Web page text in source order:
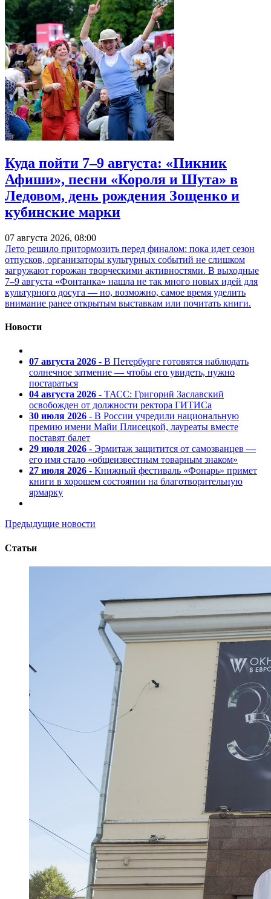
Куда пойти 7–9 августа: «Пикник
Афиши», песни «Короля и Шута» в
Ледовом, день рождения Зощенко и
кубинские марки
07 августа 2026, 08:00
Лето решило притормозить перед финалом: пока идет сезон
отпусков, организаторы культурных событий не слишком
загружают горожан творческими активностями. В выходные
7–9 августа «Фонтанка» нашла не так много новых идей для
культурного досуга — но, возможно, самое время уделить
внимание ранее открытым выставкам или почитать книги.
Новости
07 августа 2026 - В Петербурге готовятся наблюдать
солнечное затмение — чтобы его увидеть, нужно
постараться
04 августа 2026 - ТАСС: Григорий Заславский
освобожден от должности ректора ГИТИСа
30 июля 2026 - В России учредили национальную
премию имени Майи Плисецкой, лауреаты вместе
поставят балет
29 июля 2026 - Эрмитаж защитится от самозванцев —
его имя стало «общеизвестным товарным знаком»
27 июля 2026 - Книжный фестиваль «Фонарь» примет
книги в хорошем состоянии на благотворительную
ярмарку
Предыдущие новости
Статьи